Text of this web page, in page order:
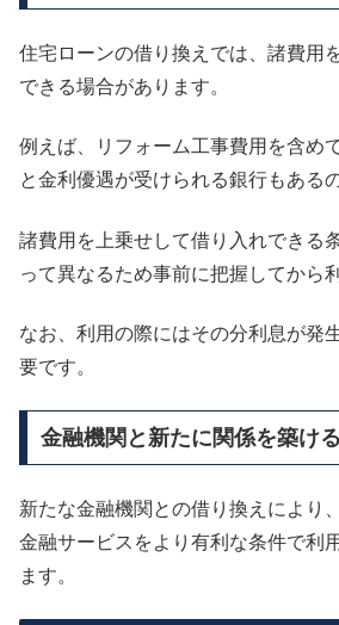
住宅ローンの借り換えでは、諸費用
できる場合があります。
例えば、リフォーム工事費用を含め
と金利優遇が受けられる銀行もある
諸費用を上乗せして借り入れできる
って異なるため事前に把握してから
なお、利用の際にはその分利息が発
要です。
金融機関と新たに関係を築ける
新たな金融機関との借り換えにより
金融サービスをより有利な条件で利
ます。